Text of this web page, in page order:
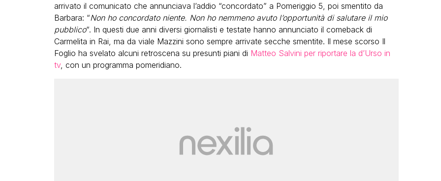
arrivato il comunicato che annunciava l’addio “concordato” a Pomeriggio 5, poi smentito da
Barbara: “Non ho concordato niente. Non ho nemmeno avuto l’opportunità di salutare il mio
pubblico“. In questi due anni diversi giornalisti e testate hanno annunciato il comeback di
Carmelita in Rai, ma da viale Mazzini sono sempre arrivate secche smentite. Il mese scorso Il
Foglio ha svelato alcuni retroscena su presunti piani di Matteo Salvini per riportare la d’Urso in
tv, con un programma pomeridiano.
Bambola Star, la festa di
compleanno con tutte le grandi
dive compie 15 anni: il video
VIRAL
Camilla Milanesi lascia tutto:
“Addio cike mie, siete state una